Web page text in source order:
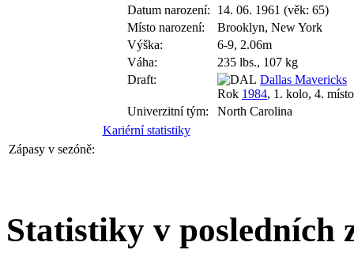
Datum narození:
14. 06. 1961 (věk: 65)
Místo narození:
Brooklyn, New York
Výška:
6-9, 2.06m
Váha:
235 lbs., 107 kg
Draft:
Dallas Mavericks
Rok 1984, 1. kolo, 4. místo
Univerzitní tým:
North Carolina
Kariérní statistiky
Zápasy v sezóně:
Statistiky v posledních